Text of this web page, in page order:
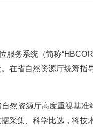
服务系统（简称
在省自然资源厅统筹
然资源厅高度重视基准
采集、科学比选，将